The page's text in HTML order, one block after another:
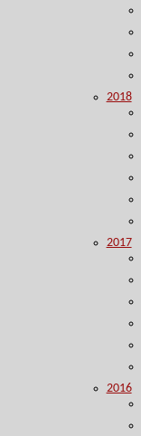
2018
2017
2016